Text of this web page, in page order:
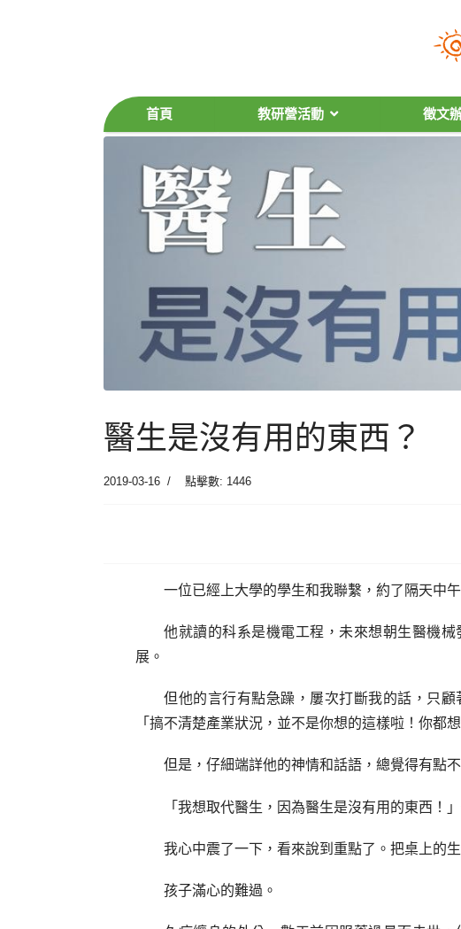
首頁 教研營活動 徵文
醫生是沒有用的東西？
2019-03-16 點擊數: 1446
一位已經上大學的學生和我聯繫，約了隔天中
他就讀的科系是機電工程，未來想朝生醫機
展。
但他的言行有點急躁，屢次打斷我的話，只
「搞不清楚產業狀況，並不是你想的這樣啦！你都
但是，仔細端詳他的神情和話語，總覺得有點
「我想取代醫生，因為醫生是沒有用的東西！
我心中震了一下，看來說到重點了。把桌上的
孩子滿心的難過。